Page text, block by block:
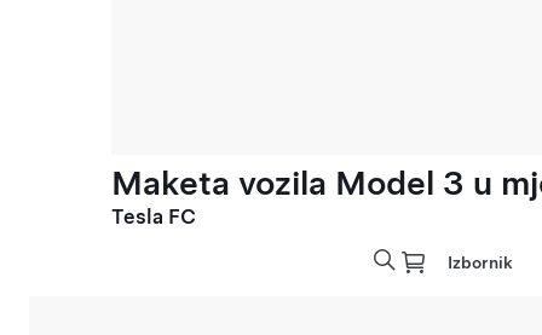
Maketa vozila Model 3 u
Tesla FC
Izbornik